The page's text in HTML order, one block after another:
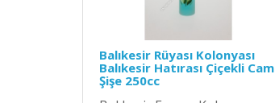
Balıkesir Rüyası Kolonyası
Balıkesir Hatırası Çiçekli Cam
Şişe 250cc